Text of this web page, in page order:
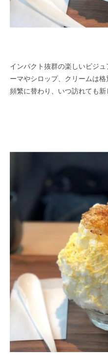
インパクト抜群の楽しいビジ
ーマやシロップ、クリームは
頻繁に替わり、いつ訪れても新